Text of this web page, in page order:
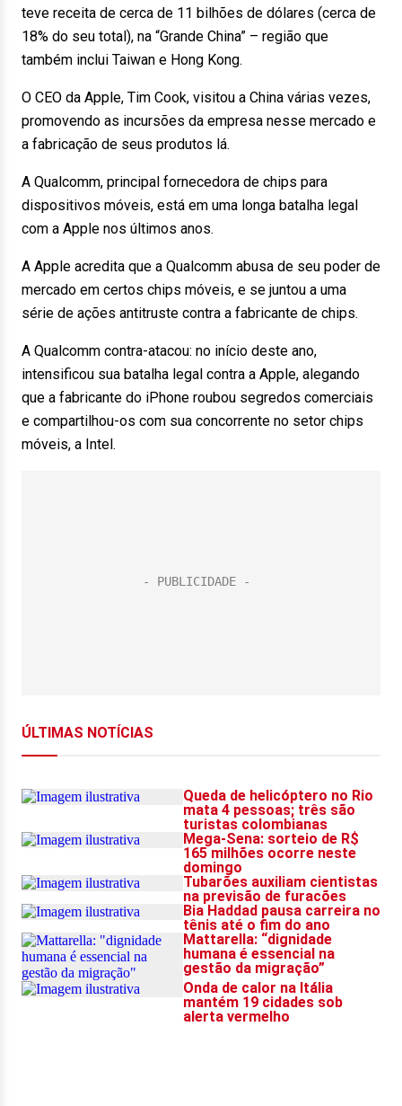
teve receita de cerca de 11 bilhões de dólares (cerca de
18% do seu total), na “Grande China” – região que
também inclui Taiwan e Hong Kong.
O CEO da Apple, Tim Cook, visitou a China várias vezes,
promovendo as incursões da empresa nesse mercado e
a fabricação de seus produtos lá.
A Qualcomm, principal fornecedora de chips para
dispositivos móveis, está em uma longa batalha legal
com a Apple nos últimos anos.
A Apple acredita que a Qualcomm abusa de seu poder de
mercado em certos chips móveis, e se juntou a uma
série de ações antitruste contra a fabricante de chips.
A Qualcomm contra-atacou: no início deste ano,
intensificou sua batalha legal contra a Apple, alegando
que a fabricante do iPhone roubou segredos comerciais
e compartilhou-os com sua concorrente no setor chips
móveis, a Intel.